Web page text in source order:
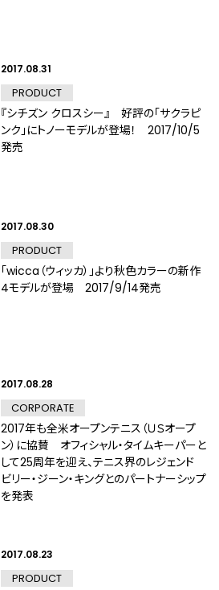
2017.08.31
PRODUCT
『シチズン クロスシー』 好評の「サクラピ
ンク」にトノーモデルが登場！ 2017/10/5
発売
2017.08.30
PRODUCT
「wicca（ウィッカ）」より秋色カラーの新作
4モデルが登場 2017/9/14発売
2017.08.28
CORPORATE
2017年も全米オープンテニス（ＵＳオープ
ン）に協賛 オフィシャル・タイムキーパーと
して25周年を迎え、テニス界のレジェンド
ビリー・ジーン・キングとのパートナーシップ
を発表
2017.08.23
PRODUCT